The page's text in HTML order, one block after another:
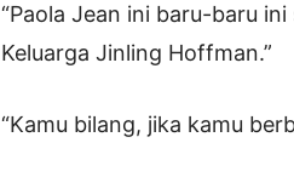
“Paola Jean ini baru-baru
Keluarga Jinling Hoffman.”
“Kamu bilang, jika kamu